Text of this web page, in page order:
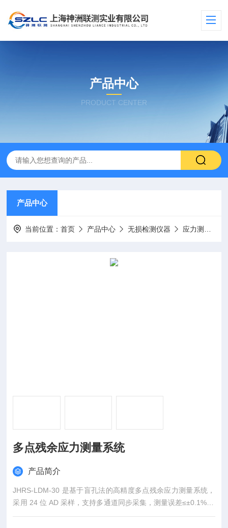
产品中心
PRODUCT CENTER
产品中心
当前位置：首页 产品中心 无损检测仪器 应力测试仪
多点残余应力测量系统
产品简介
JHRS-LDM-30 是基于盲孔法的高精度多点残余应力测量系统，
采用 24 位 AD 采样，支持多通道同步采集，测量误差≤±0.1%±1
με，分辨率 0.1MPa，适配 120Ω 应变片。可灵活配置测点数